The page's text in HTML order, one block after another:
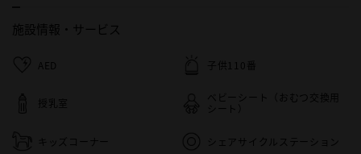
施設情報・ サービス
AED 子供110番
授乳室
ベビーシート（おむつ交換用
シート）
キッズコーナー シェアサイクルステーション